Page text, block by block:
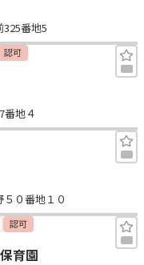
番地5
認可
番地４
０番地１０
認可
育園